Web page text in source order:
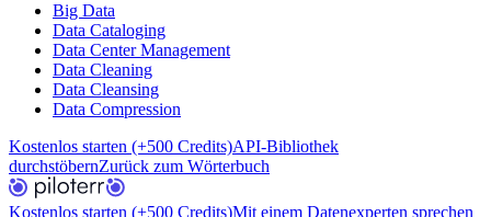
Big Data
Data Cataloging
Data Center Management
Data Cleaning
Data Cleansing
Data Compression
Kostenlos starten (+500 Credits)API-Bibliothek
durchstöbernZurück zum Wörterbuch
Kostenlos starten (+500 Credits)Mit einem Datenexperten sprechen